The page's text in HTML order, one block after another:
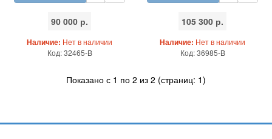
90 000 р.
Наличие: Нет в наличии
Код: 32465-B
105 300 р.
Наличие: Нет в наличии
Код: 36985-B
Показано с 1 по 2 из 2 (страниц: 1)